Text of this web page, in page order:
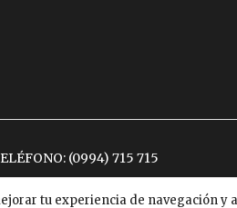
tu experiencia de navegación
(0994) 715 715